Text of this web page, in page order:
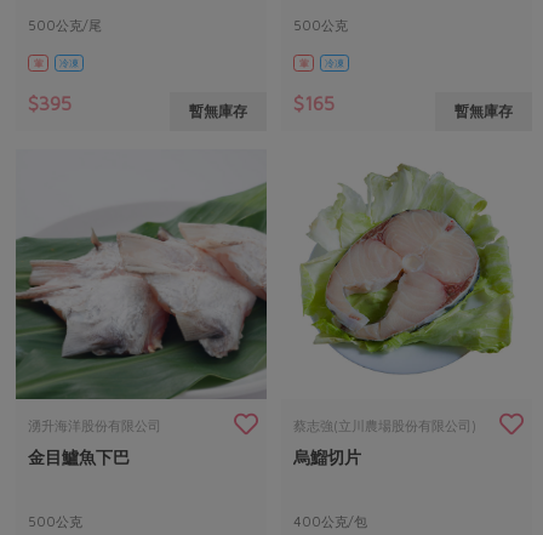
500公克/尾
葷 冷凍
$395 暫無庫存
500公克
葷 冷凍
$165 暫無庫存
湧升海洋股份有限公司
金目鱸魚下巴
500公克
蔡志強(立川農場股份有限公司)
烏鰡切片
400公克/包